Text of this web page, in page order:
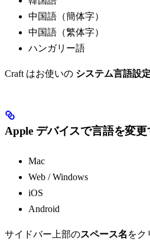
中国語（簡体字）
中国語（繁体字）
ハンガリー語
Craft はお使いの システム言語設定
Apple デバイスで言語を変
Mac
Web / Windows
iOS
Android
サイドバー上部のスペース名 をク